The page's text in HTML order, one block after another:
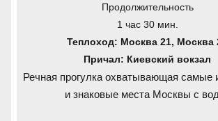
Продолжительность
1 час 30 мин.
Теплоход: Москва 21, Москва
Причал: Киевский вокзал
Речная прогулка охватывающая самые
и знаковые места Москвы с